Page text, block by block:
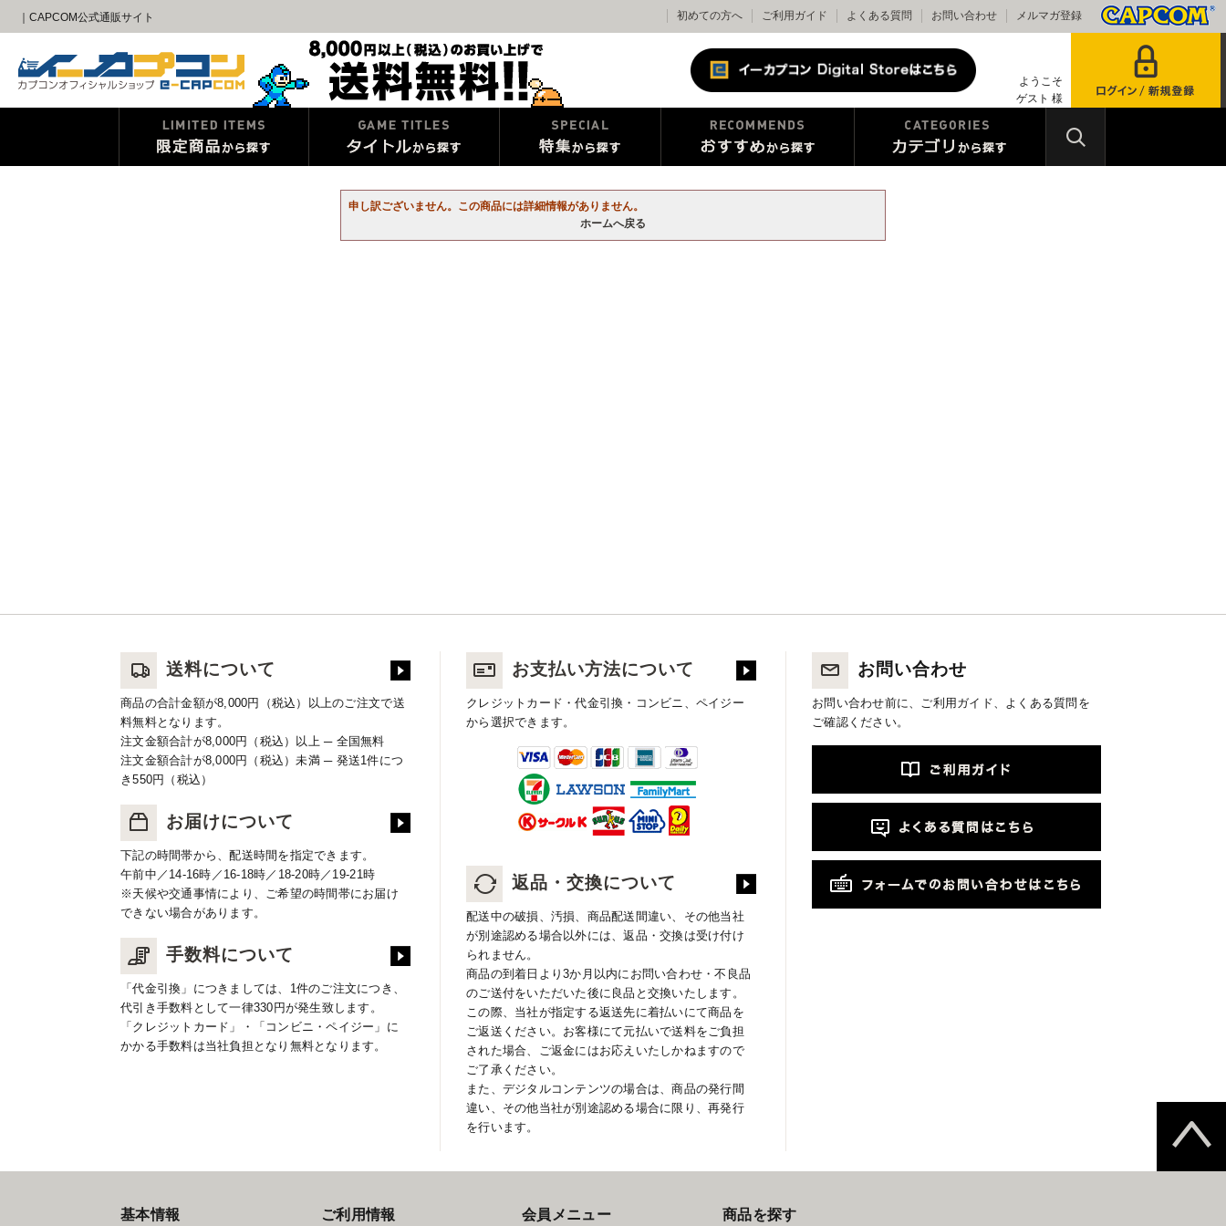
｜CAPCOM公式通販サイト 初めての方へ ご利用ガイド よくある質問 お問い合わせ メルマガ登録
ようこそ
ゲスト 様
申し訳ございません。この商品には詳細情報がありません。
ホームへ戻る
送料について
商品の合計金額が8,000円（税込）以上のご注文で送
料無料となります。
注文金額合計が8,000円（税込）以上 ─ 全国無料
注文金額合計が8,000円（税込）未満 ─ 発送1件につ
き550円（税込）
お届けについて
下記の時間帯から、配送時間を指定できます。
午前中／14-16時／16-18時／18-20時／19-21時
※天候や交通事情により、ご希望の時間帯にお届け
できない場合があります。
手数料について
「代金引換」につきましては、1件のご注文につき、
代引き手数料として一律330円が発生致します。
「クレジットカード」・「コンビニ・ペイジー」に
かかる手数料は当社負担となり無料となります。
お支払い方法について
クレジットカード・代金引換・コンビニ、ペイジー
から選択できます。
返品・交換について
配送中の破損、汚損、商品配送間違い、その他当社
が別途認める場合以外には、返品・交換は受け付け
られません。
商品の到着日より3か月以内にお問い合わせ・不良品
のご送付をいただいた後に良品と交換いたします。
この際、当社が指定する返送先に着払いにて商品を
ご返送ください。お客様にて元払いで送料をご負担
された場合、ご返金にはお応えいたしかねますので
ご了承ください。
また、デジタルコンテンツの場合は、商品の発行間
違い、その他当社が別途認める場合に限り、再発行
を行います。
お問い合わせ
お問い合わせ前に、ご利用ガイド、よくある質問を
ご確認ください。
基本情報 ご利用情報 会員メニュー 商品を探す